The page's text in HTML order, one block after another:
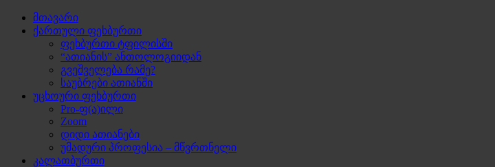
მთავარი
ქართული ფეხბურთი
ფეხბურთი ტფილისში
“ათიანის” ანთოლოგიიდან
გვეშველება რამე?
საუბრები ათიანში
უცხოური ფეხბურთი
Pro-ფ(ა)ილი
Zoom
დიდი ათიანები
უმადური პროფესია – მწვრთნელი
კალათბურთი